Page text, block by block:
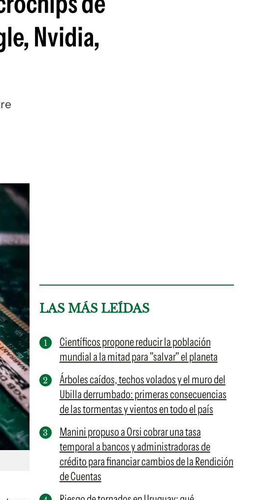
Nvidia,
LAS MÁS LEÍDAS
Científicos propone reducir la población
mundial a la mitad para "salvar" el planeta
Árboles caídos, techos volados y el muro del
Ubilla derrumbado: primeras consecuencias
de las tormentas y vientos en todo el país
Manini propuso a Orsi cobrar una tasa
temporal a bancos y administradoras de
crédito para financiar cambios de la Rendición
de Cuentas